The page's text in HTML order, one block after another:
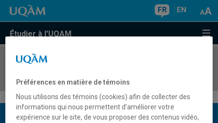
FR EN
Étudier à l'UQAM
COURS//
Description du cours
Préférences en matière de témoins
Nous utilisons des témoins (cookies) afin de collecter des
informations qui nous permettent d’améliorer votre
expérience sur le site, de vous proposer des contenus vidéo,